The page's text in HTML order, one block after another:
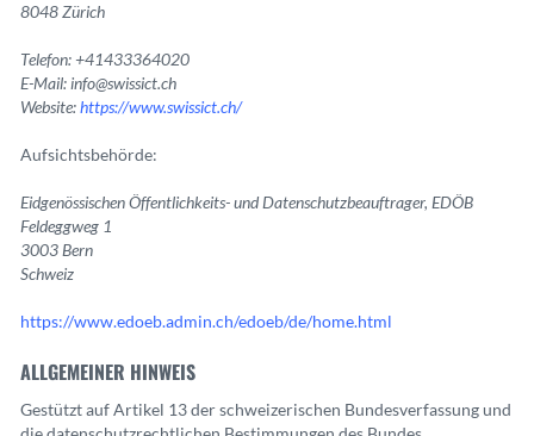
8048 Zürich
Telefon: +41433364020
E-Mail: info@swissict.ch
Website:https://www.swissict.ch/
Aufsichtsbehörde:
Eidgenössischen Öffentlichkeits- und Datenschutzbeauftrager, EDÖB
Feldeggweg 1
3003 Bern
Schweiz
https://www.edoeb.admin.ch/edoeb/de/home.html
ALLGEMEINER HINWEIS
Gestützt auf Artikel 13 der schweizerischen Bundesverfassung und